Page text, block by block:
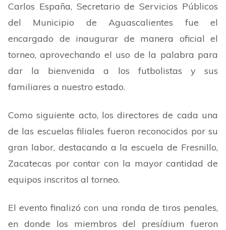
Carlos España, Secretario de Servicios Públicos
del Municipio de Aguascalientes fue el
encargado de inaugurar de manera oficial el
torneo, aprovechando el uso de la palabra para
dar la bienvenida a los futbolistas y sus
familiares a nuestro estado.
Como siguiente acto, los directores de cada una
de las escuelas filiales fueron reconocidos por su
gran labor, destacando a la escuela de Fresnillo,
Zacatecas por contar con la mayor cantidad de
equipos inscritos al torneo.
El evento finalizó con una ronda de tiros penales,
en donde los miembros del presídium fueron